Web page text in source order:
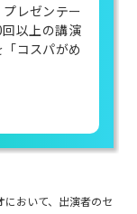
ウンサーと
「令和トラ
で活躍中。
おいて、出演者のセ